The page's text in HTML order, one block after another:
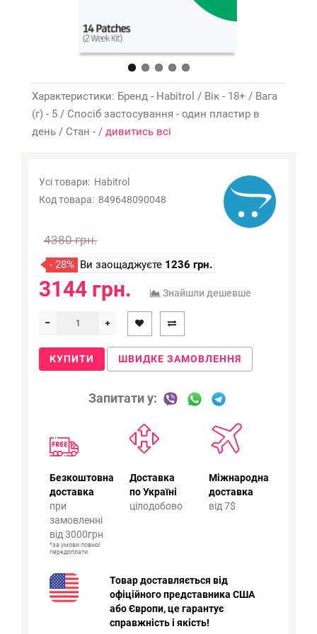
Характеристики: Бренд - Habitrol / Вік - 18+ / Вага
(г) - 5 / Спосіб застосування - один пластир в
день / Стан - / дивитись всі
Усі товари: Habitrol
Код товара: 849648090048
4380 грн.
- 28% Ви заощаджуєте 1236 грн.
3144 грн. Знайшли дешевше
КУПИТИ ШВИДКЕ ЗАМОВЛЕННЯ
Запитати у:
Безкоштовна
доставка
при
замовленні
від 3000грн
*за умови повної
передоплати
Доставка
по Україні
цілодобово
Міжнародна
доставка
від 7$
Товар доставляється від
офіційного представника США
або Європи, це гарантує
справжність і якість!